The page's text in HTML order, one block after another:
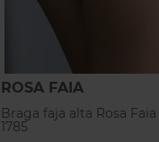
ROSA FAIA
Braga faja alta Rosa
1785